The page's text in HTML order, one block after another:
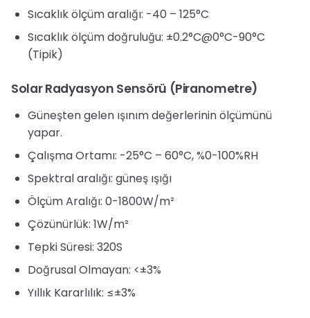
Sıcaklık ölçüm aralığı: -40 – 125°C
Sıcaklık ölçüm doğruluğu: ±0.2°C@0°C-90°C
(Tipik)
Solar Radyasyon Sensörü (Piranometre)
Güneşten gelen ışınım değerlerinin ölçümünü
yapar.
Çalışma Ortamı: -25°C – 60°C, %0-100%RH
Spektral aralığı: güneş ışığı
Ölçüm Aralığı: 0-1800W/m²
Çözünürlük: 1W/m²
Tepki Süresi: 320S
Doğrusal Olmayan: <±3%
Yıllık Kararlılık: ≤±3%